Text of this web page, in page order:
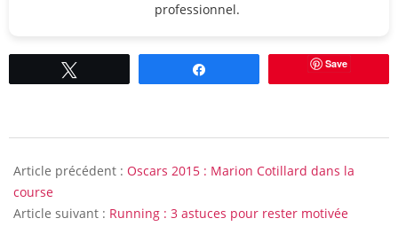
professionnel.
Save
01-
19
Article précédent : Oscars 2015 : Marion Cotillard dans la
course
Article suivant : Running : 3 astuces pour rester motivée